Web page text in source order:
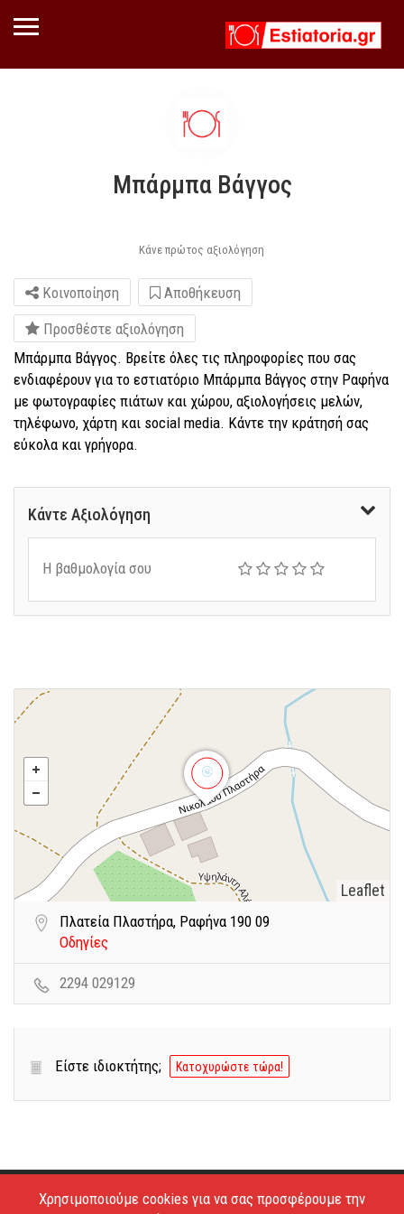
Μπάρμπα Βάγγος
Κάνε πρώτος αξιολόγηση
Κοινοποίηση
Αποθήκευση
Προσθέστε αξιολόγηση
Μπάρμπα Βάγγος. Βρείτε όλες τις πληροφορίες που σας
ενδιαφέρουν για το εστιατόριο Μπάρμπα Βάγγος στην Ραφήνα
με φωτογραφίες πιάτων και χώρου, αξιολογήσεις μελών,
τηλέφωνο, χάρτη και social media. Κάντε την κράτησή σας
εύκολα και γρήγορα.
Κάντε Αξιολόγηση
Η βαθμολογία σου
Leaflet
Πλατεία Πλαστήρα, Ραφήνα 190 09
Οδηγίες
2294 029129
Είστε ιδιοκτήτης; Κατοχυρώστε τώρα!
Copyright © 2026 - Estiatoria. All Rights Reserved.
Χρησιμοποιούμε cookies για να σας προσφέρουμε την